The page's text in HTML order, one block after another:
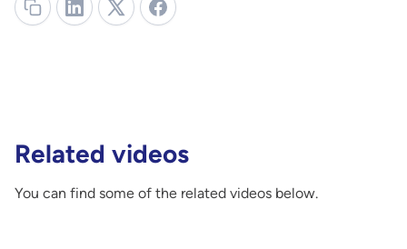
Related videos
You can find some of the related videos below.